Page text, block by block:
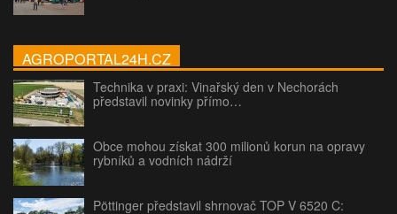
AGROPORTAL24H.CZ
Technika v praxi: Vinařský den v Nechorách
představil novinky přímo…
Obce mohou získat 300 milionů korun na opravy
rybníků a vodních nádrží
Pöttinger představil shrnovač TOP V 6520 C: